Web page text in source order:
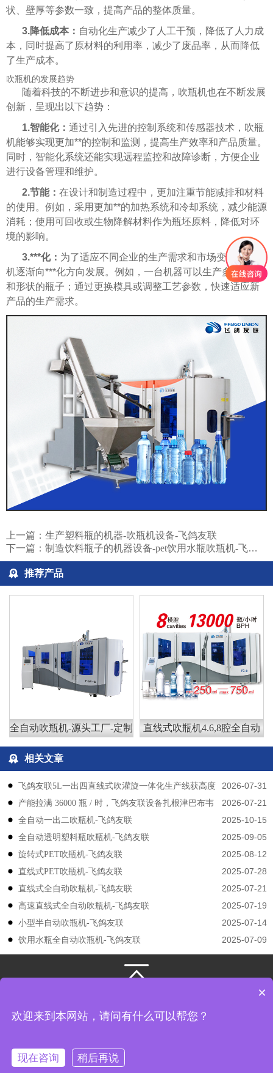
状、壁厚等参数一致，提高产品的整体质量。
3.降低成本： 自动化生产减少了人工干预，降低了人力成
本，同时提高了原材料的利用率，减少了废品率，从而降低
了生产成本。
吹瓶机的发展趋势
随着科技的不断进步和意识的提高，吹瓶机也在不断发展
创新，呈现出以下趋势：
1.智能化： 通过引入先进的控制系统和传感器技术，吹瓶
机能够实现更加**的控制和监测，提高生产效率和产品质量。
同时，智能化系统还能实现远程监控和故障诊断，方便企业
进行设备管理和维护。
2.节能： 在设计和制造过程中，更加注重节能减排和材料
的使用。例如，采用更加**的加热系统和冷却系统，减少能源
消耗；使用可回收或生物降解材料作为瓶坯原料，降低对环
境的影响。
3.***化： 为了适应不同企业的生产需求和市场变化，吹瓶
机逐渐向***化方向发展。例如，一台机器可以生产多种规格
和形状的瓶子；通过更换模具或调整工艺参数，快速适应新
产品的生产需求。
上一篇： 生产塑料瓶的机器-吹瓶机设备-飞鸽友联
下一篇： 制造饮料瓶子的机器设备-pet饮用水瓶吹瓶机-飞鸽友联
推荐产品
全自动吹瓶机-源头工厂-定制 直线式吹瓶机4.6,8腔全自动
相关文章
2026-07-31
飞鸽友联5L一出四直线式吹灌旋一体化生产线获高度
认可
2026-07-21
产能拉满 36000 瓶 / 时，飞鸽友联设备扎根津巴布韦
2025-10-15
​​全自动一出二吹瓶机-飞鸽友联
2025-09-05
全自动透明塑料瓶吹瓶机-飞鸽友联
2025-08-12
旋转式PET吹瓶机-飞鸽友联
2025-07-28
直线式PET吹瓶机-飞鸽友联
2025-07-21
直线式全自动吹瓶机-飞鸽友联
2025-07-19
高速直线式全自动吹瓶机-飞鸽友联
2025-07-14
小型半自动吹瓶机-飞鸽友联
2025-07-09
饮用水瓶全自动吹瓶机-飞鸽友联
江苏飞鸽友联机械股份有限公司
版权所有
地址： 江苏省张家港市凤凰镇韩国工业园飞翔路8号
×
欢迎来到本网站，请问有什么可以帮您？
现在咨询 稍后再说